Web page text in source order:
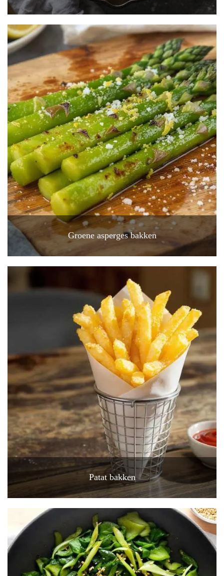
Groene asperges bakken
Patat bakken